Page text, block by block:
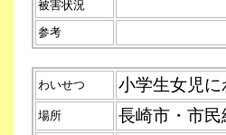
被害状況
参考
わいせつ 小学生女児に
場所 長崎市・市